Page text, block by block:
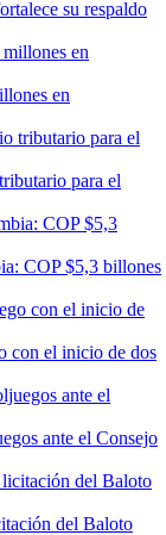
su respaldo
en
para el
COP $5,3 billones
con el inicio de dos
ante el Consejo
del Baloto